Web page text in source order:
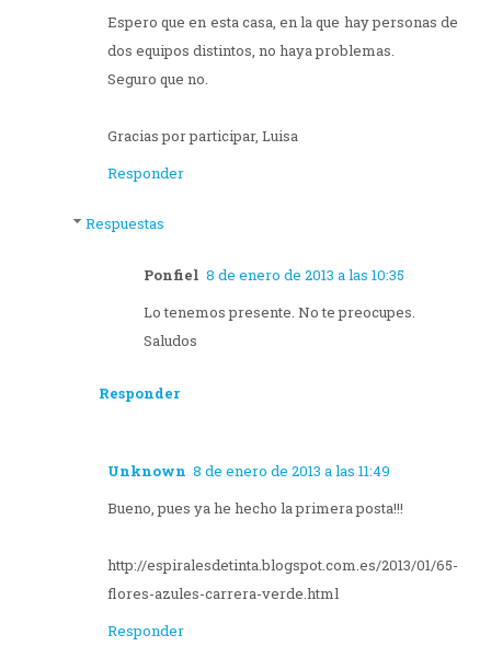
Espero que en esta casa, en la que hay personas de
dos equipos distintos, no haya problemas.
Seguro que no.
Gracias por participar, Luisa
Responder
Respuestas
Ponfiel 8 de enero de 2013 a las 10:35
Lo tenemos presente. No te preocupes.
Saludos
Responder
Unknown 8 de enero de 2013 a las 11:49
Bueno, pues ya he hecho la primera posta!!!
http://espiralesdetinta.blogspot.com.es/2013/01/65-
flores-azules-carrera-verde.html
Responder